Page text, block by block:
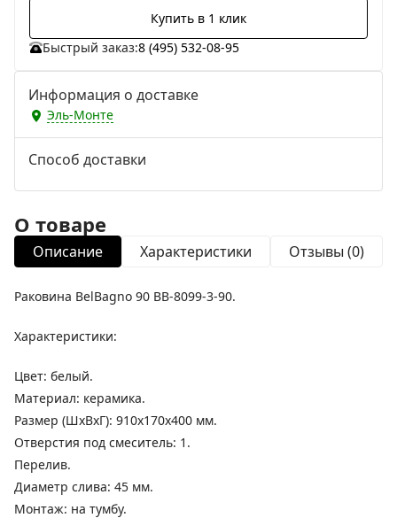
Купить в 1 клик
Быстрый заказ:8 (495) 532-08-95
Информация о доставке
Эль-Монте
Способ доставки
О товаре
Описание Характеристики Отзывы (0)
Раковина BelBagno 90 BB-8099-3-90.
Характеристики:
Цвет: белый.
Материал: керамика.
Размер (ШхВхГ): 910х170х400 мм.
Отверстия под смеситель: 1.
Перелив.
Диаметр слива: 45 мм.
Монтаж: на тумбу.